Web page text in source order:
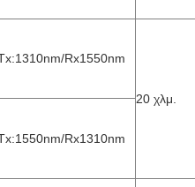
Rx1550nm
20 χλμ.
Rx1310nm